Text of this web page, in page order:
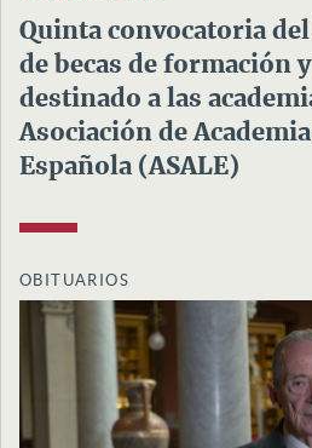
Quinta convocatoria
de becas de formación
destinado a las
Asociación de
Española (ASALE)
OBITUARIOS